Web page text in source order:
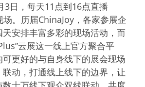
3日，每天11点到16点直播
场。历届ChinaJoy，各家参展企
安排丰富多彩的现场活动，而
云展这一线上官方聚合平
更好的与自身线下的展会现场
动，打通线上线下的边界，让